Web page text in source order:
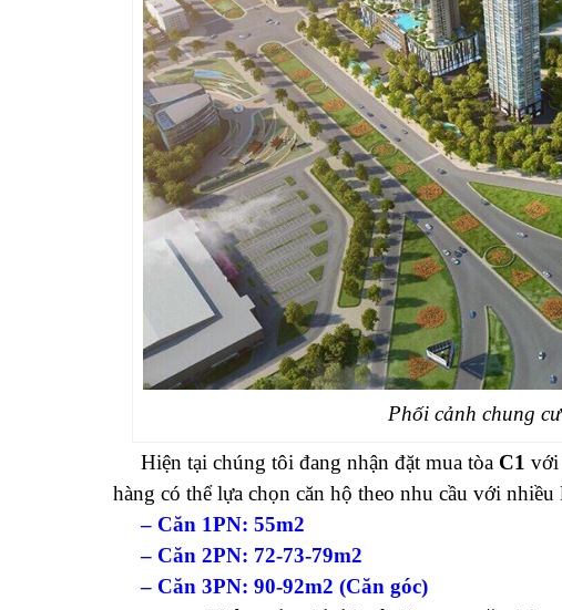
Phối cảnh chung
Hiện tại chúng tôi đang nhận đặt mua tòa C1 với
hàng có thể lựa chọn căn hộ theo nhu cầu với
– Căn 1PN: 55m2
– Căn 2PN: 72-73-79m2
– Căn 3PN: 90-92m2 (Căn góc)